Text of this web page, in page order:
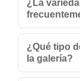
¿La
¿Qué tipo
la galería?